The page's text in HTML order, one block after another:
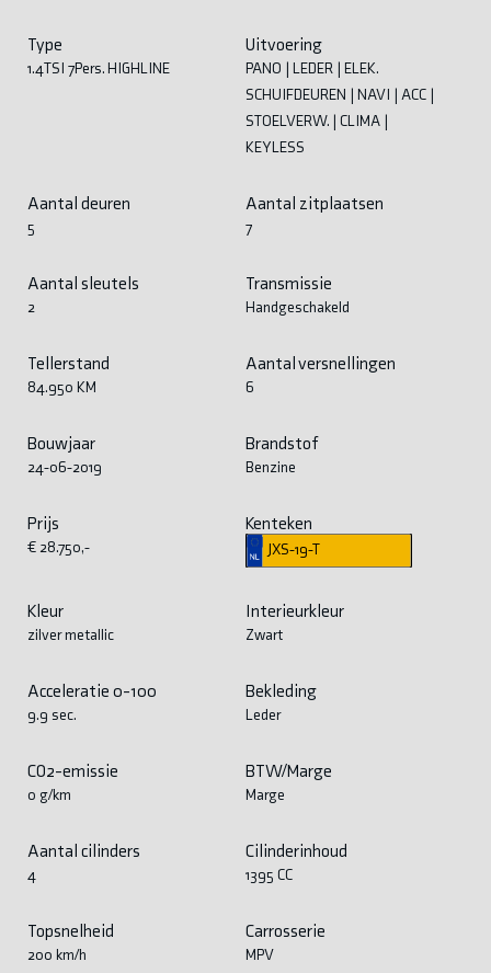
Type
1.4TSI 7Pers. HIGHLINE
Uitvoering
PANO | LEDER | ELEK.
SCHUIFDEUREN | NAVI | ACC |
STOELVERW. | CLIMA |
KEYLESS
Aantal deuren
5
Aantal zitplaatsen
7
Aantal sleutels
2
Transmissie
Handgeschakeld
Tellerstand
84.950 KM
Aantal versnellingen
6
Bouwjaar
24-06-2019
Brandstof
Benzine
Prijs
€ 28.750,-
Kenteken
JXS-19-T
Kleur
zilver metallic
Interieurkleur
Zwart
Acceleratie 0-100
9.9 sec.
Bekleding
Leder
CO2-emissie
0 g/km
BTW/Marge
Marge
Aantal cilinders
4
Cilinderinhoud
1395 CC
Topsnelheid
200 km/h
Carrosserie
MPV